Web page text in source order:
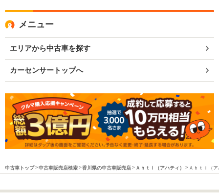
メニュー
エリアから中古車を探す
カーセンサートップへ
中古車トップ 中古車販売店検索 香川県の中古車販売店 Ａｈｔｉ（アハティ） Ａｈｔｉ（